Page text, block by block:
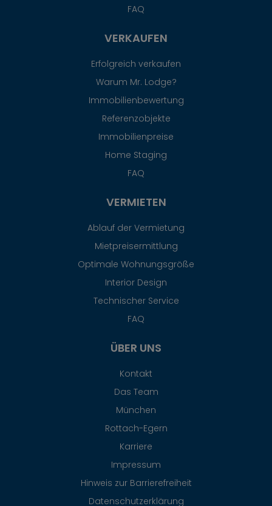
FAQ
VERKAUFEN
Erfolgreich verkaufen
Warum Mr. Lodge?
Immobilienbewertung
Referenzobjekte
Immobilienpreise
Home Staging
FAQ
VERMIETEN
Ablauf der Vermietung
Mietpreisermittlung
Optimale Wohnungsgröße
Interior Design
Technischer Service
FAQ
ÜBER UNS
Kontakt
Das Team
München
Rottach-Egern
Karriere
Impressum
Hinweis zur Barrierefreiheit
Datenschutzerklärung